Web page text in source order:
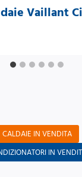
Vaillant
CALDAIE IN VENDITA
IN